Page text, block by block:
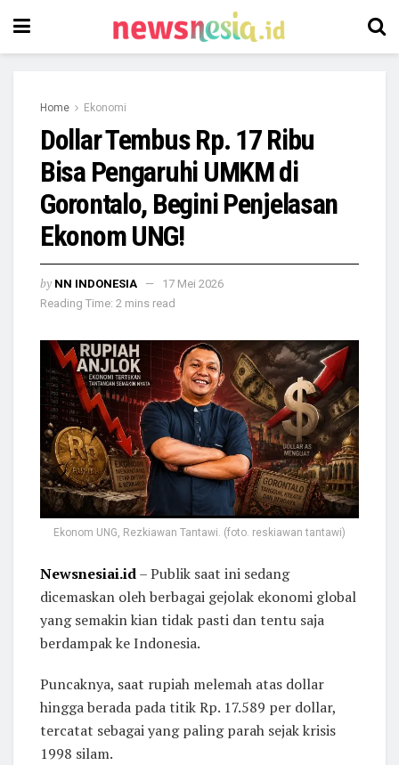
Home Ekonomi
Dollar Tembus Rp. 17 Ribu
Bisa Pengaruhi UMKM di
Gorontalo, Begini Penjelasan
Ekonom UNG!
by NN INDONESIA
17 Mei 2026
Reading Time: 2 mins read
Ekonom UNG, Rezkiawan Tantawi. (foto. reskiawan tantawi)
Newsnesiai.id– Publik saat ini sedang
dicemaskan oleh berbagai gejolak ekonomi global
yang semakin kian tidak pasti dan tentu saja
berdampak ke Indonesia.
Puncaknya, saat rupiah melemah atas dollar
hingga berada pada titik Rp. 17.589 per dollar,
tercatat sebagai yang paling parah sejak krisis
1998 silam.